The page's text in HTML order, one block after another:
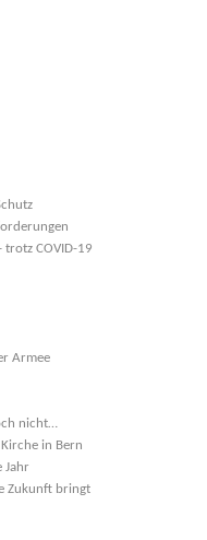
trotz COVID-19
Armee
nicht…
in Bern
Jahr
Zukunft bringt